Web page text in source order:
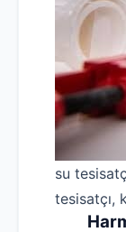
su
tesisatçı,